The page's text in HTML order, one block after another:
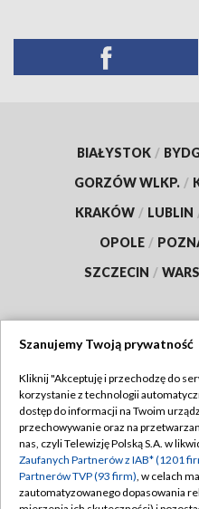
BIAŁYSTOK /
GORZÓW WLKP. /
KRAKÓW / LUBLIN
OPOLE /
SZCZECIN /
Abonament TVP
Emisja w TVP
Centrum informacji TVP
Polityka
Szanujemy Twoją prywatność
Kliknij "Akceptuję i przechodzę do
korzystanie z technologii
dostęp do informacji na Twoim
przechowywanie oraz na
nas, czyli Telewizję Polską S.A. w
Zaufanych Partnerów z IAB* (1201
Partnerów TVP (93 firm), w celach
zautomatyzowanego dopasowania